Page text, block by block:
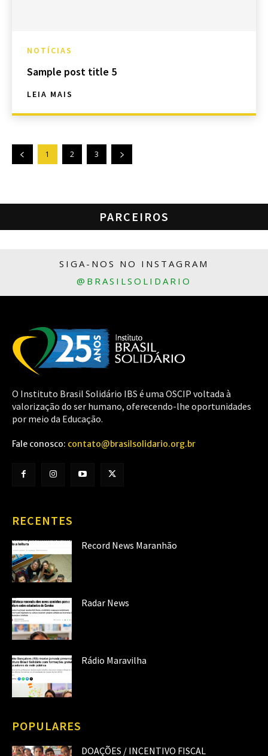
NOTÍCIAS
Sample post title 5
LEIA MAIS
1 2 3
PARCEIROS
SIGA-NOS NO INSTAGRAM
@BRASILSOLIDARIO
O Instituto Brasil Solidário IBS é uma OSCIP voltada à
valorização do ser humano, oferecendo-lhe oportunidades
por meio da Educação.
Fale conosco: contato@brasilsolidario.org.br
RECENTES
Record News Maranhão
Radar News
Rádio Maravilha
POPULARES
DOAÇÕES / INCENTIVO FISCAL